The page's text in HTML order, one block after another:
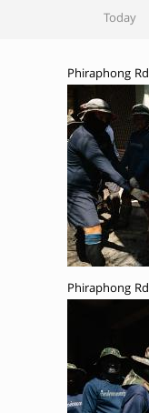
Today
Phiraphong Rd
Phiraphong Rd